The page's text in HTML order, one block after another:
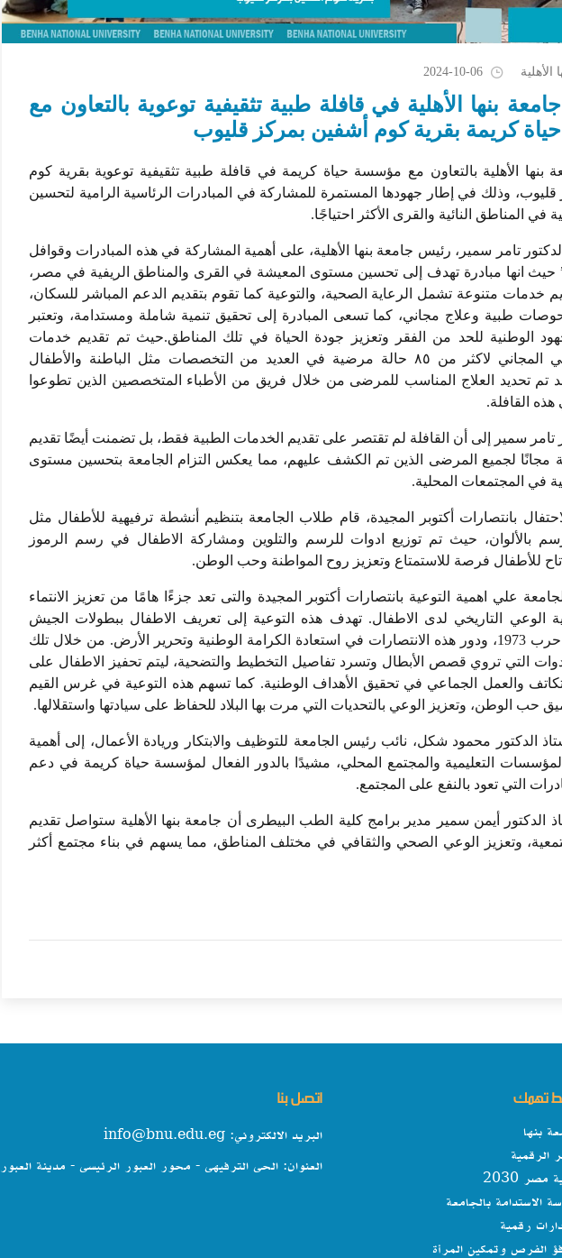
الأهلية 2024-10-06
بنها الأهلية في قافلة طبية تثقيفية توعوية بالتعاون مع
كريمة بقرية كوم أشفين بمركز قليوب
بنها الأهلية بالتعاون مع مؤسسة حياة كريمة في قافلة طبية تثقيفية توعوية بقرية كوم
قليوب، وذلك في إطار جهودها المستمرة للمشاركة في المبادرات الرئاسية الرامية لتحسين
في المناطق النائية والقرى الأكثر احتياجًا.
الدكتور تامر سمير، رئيس جامعة بنها الأهلية، على أهمية المشاركة في هذه المبادرات وقوافل
حيث انها مبادرة تهدف إلى تحسين مستوى المعيشة في القرى والمناطق الريفية في مصر،
خدمات متنوعة تشمل الرعاية الصحية، والتوعية كما تقوم بتقديم الدعم المباشر للسكان،
طبية وعلاج مجاني، كما تسعى المبادرة إلى تحقيق تنمية شاملة ومستدامة، وتعتبر
الوطنية للحد من الفقر وتعزيز جودة الحياة في تلك المناطق.حيث تم تقديم خدمات
الكشف الطبي المجاني لاكثر من ٨٥ حالة مرضية في العديد من التخصصات مثل الباطنة والأطفال
تم تحديد العلاج المناسب للمرضى من خلال فريق من الأطباء المتخصصين الذين تطوعوا
القافلة.
تامر سمير إلى أن القافلة لم تقتصر على تقديم الخدمات الطبية فقط، بل تضمنت أيضًا تقديم
مجانًا لجميع المرضى الذين تم الكشف عليهم، مما يعكس التزام الجامعة بتحسين مستوى
في المجتمعات المحلية.
بانتصارات أكتوبر المجيدة، قام طلاب الجامعة بتنظيم أنشطة ترفيهية للأطفال مثل
بالألوان، حيث تم توزيع ادوات للرسم والتلوين ومشاركة الاطفال في رسم الرموز
للأطفال فرصة للاستمتاع وتعزيز روح المواطنة وحب الوطن.
علي اهمية التوعية بانتصارات أكتوبر المجيدة والتى تعد جزءًا هامًا من تعزيز الانتماء
الوعي التاريخي لدى الاطفال. تهدف هذه التوعية إلى تعريف الاطفال ببطولات الجيش
المصري في حرب 1973، ودور هذه الانتصارات في استعادة الكرامة الوطنية وتحرير الأرض. من خلال تلك
التي تروي قصص الأبطال وتسرد تفاصيل التخطيط والتضحية، ليتم تحفيز الاطفال على
والعمل الجماعي في تحقيق الأهداف الوطنية. كما تسهم هذه التوعية في غرس القيم
حب الوطن، وتعزيز الوعي بالتحديات التي مرت بها البلاد للحفاظ على سيادتها واستقلالها.
الدكتور محمود شكل، نائب رئيس الجامعة للتوظيف والابتكار وريادة الأعمال، إلى أهمية
المؤسسات التعليمية والمجتمع المحلي، مشيدًا بالدور الفعال لمؤسسة حياة كريمة في دعم
التي تعود بالنفع على المجتمع.
الدكتور أيمن سمير مدير برامج كلية الطب البيطرى أن جامعة بنها الأهلية ستواصل تقديم
وتعزيز الوعي الصحي والثقافي في مختلف المناطق، مما يسهم في بناء مجتمع أكثر
تهمك
بنها
الرقمية
مصر 2030
الاستدامة بالجامعة
رقمية
الفرص وتمكين المرأة
اتصل بنا
البريد الالكتروني: info@bnu.edu.eg
العنوان: الحى الترفيهى - محور العبور الرئيسى - مدينة العبور